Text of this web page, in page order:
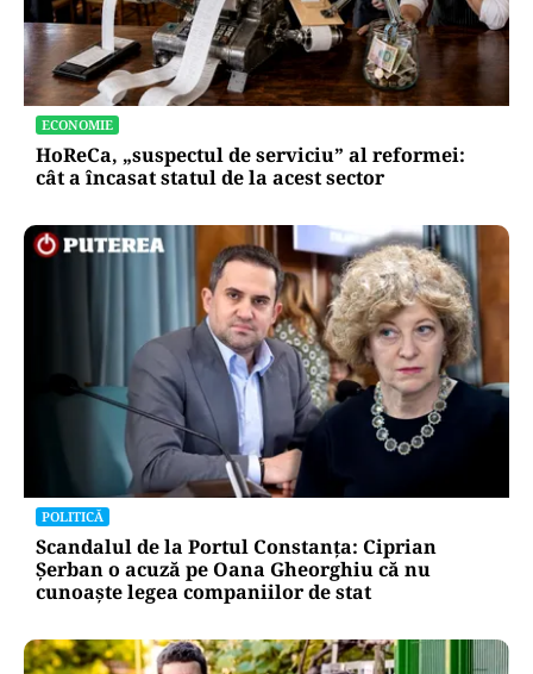
ECONOMIE
HoReCa, „suspectul de serviciu” al reformei:
cât a încasat statul de la acest sector
POLITICĂ
Scandalul de la Portul Constanța: Ciprian
Șerban o acuză pe Oana Gheorghiu că nu
cunoaște legea companiilor de stat